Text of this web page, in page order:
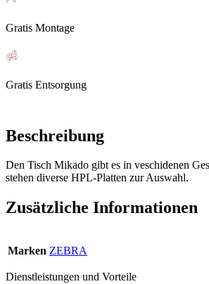
Gratis Montage
Gratis Entsorgung
Beschreibung
Den Tisch Mikado gibt es in veschidenen
stehen diverse HPL-Platten zur Auswahl.
Zusätzliche Informationen
Marken ZEBRA
Dienstleistungen und Vorteile